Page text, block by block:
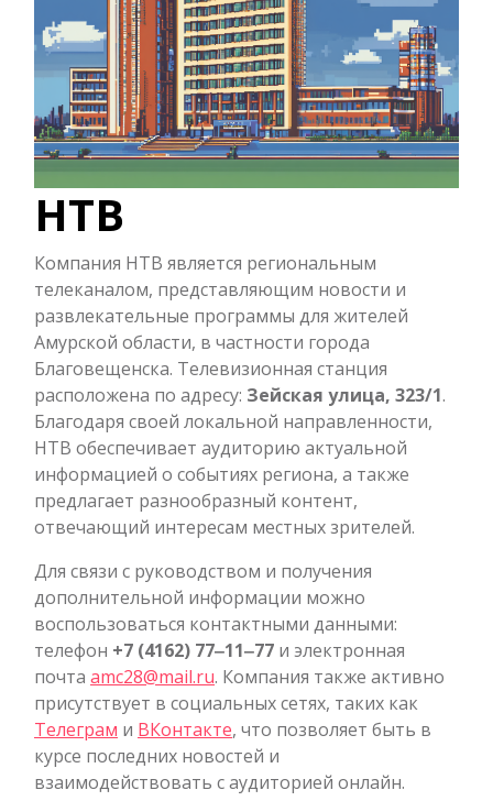
НТВ
Компания НТВ является региональным
телеканалом, представляющим новости и
развлекательные программы для жителей
Амурской области, в частности города
Благовещенска. Телевизионная станция
расположена по адресу: Зейская улица, 323/1.
Благодаря своей локальной направленности,
НТВ обеспечивает аудиторию актуальной
информацией о событиях региона, а также
предлагает разнообразный контент,
отвечающий интересам местных зрителей.
Для связи с руководством и получения
дополнительной информации можно
воспользоваться контактными данными:
телефон +7 (4162) 77‒11‒77 и электронная
почта amc28@mail.ru. Компания также активно
присутствует в социальных сетях, таких как
Телеграм и ВКонтакте, что позволяет быть в
курсе последних новостей и
взаимодействовать с аудиторией онлайн.